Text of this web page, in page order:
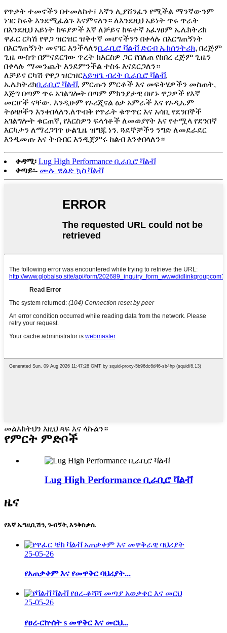
የጥቃት ተመኖችን በተመለከተ፣ እኛን ሊያሸንፈን የሚችል ማንኛውንም
ነገር ከሩቅ እንደሚፈልጉ እናምናለን። ለእንደዚህ አይነት ጥሩ ጥራት
በእንደዚህ አይነት ክፍያዎች እኛ ለቻይና ከፍተኛ አፈፃፀም ኤሌክትሪክ
ዋፈር ርካሽ የዋጋ ዝርዝር ዝቅተኛ መሆናችንን በቀላሉ በእርግጠኝነት
በእርግጠኝነት መናገር እንችላለንቢራቢሮ ቫልቭ ድርብ ኤክሰንትሪክ, በረጅም
ጊዜ ውስጥ በምናደርገው ጥረት ከእርስዎ ጋር የበለጠ የከበረ ረጅም ጊዜን
በቀላሉ ማመንጨት እንደምንችል ተስፋ እናደርጋለን።
ለቻይና ርካሽ የዋጋ ዝርዝርአይዝጌ ብረት ቢራቢሮ ቫልቭ,
ኤሌክትሪክቢራቢሮ ቫልቭ, ምርጡን ምርቶች እና መፍትሄዎችን መስጠት,
እጅግ በጣም ጥሩ አገልግሎት በጣም ምክንያታዊ በሆኑ ዋጋዎች የእኛ
መርሆች ናቸው. እንዲሁም የኦሪጂናል ዕቃ አምራች እና የኦዲኤም
ትዕዛዞችን እንቀበላለን.ለጥብቅ የጥራት ቁጥጥር እና አሳቢ የደንበኞች
አገልግሎት ቁርጠኛ, የእርስዎን ፍላጎቶች ለመወያየት እና የተሟላ የደንበኛ
እርካታን ለማረጋገጥ ሁልጊዜ ዝግጁ ነን. ጓደኞቻችን ንግድ ለመደራደር
እንዲመጡ እና ትብብር እንዲጀምሩ ከልብ እንቀበላለን።
ቀዳሚ፡ Lug High Performance ቢራቢሮ ቫልቭ
ቀጣይ፡- ሙሉ ዌልድ ኳስ ቫልቭ
መልእክትህን እዚህ ጻፍ እና ላኩልን።
የምርት ምድቦች
Lug High Performance ቢራቢሮ ቫልቭ
ዜና
የእኛ ኤግዚቢሽን, ጉብኝት, እንቅስቃሴ
25-05-26
የአጠቃቀም እና የመዋቅር ባህሪያት...
25-05-26
የፀረ-ርኵሰት s መዋቅር እና መርህ...